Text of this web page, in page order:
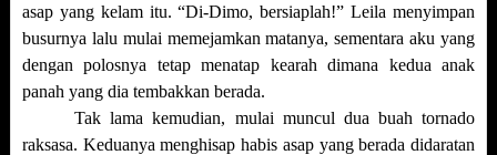
asap yang kelam itu. “Di-Dimo, bersiaplah!” Leila menyimpan
busurnya lalu mulai memejamkan matanya, sementara aku yang
dengan polosnya tetap menatap kearah dimana kedua anak
panah yang dia tembakkan berada.
Tak lama kemudian, mulai muncul dua buah tornado
raksasa. Keduanya menghisap habis asap yang berada didaratan